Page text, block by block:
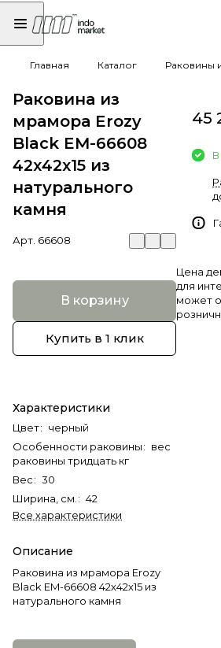
Главная Каталог Раковины
Раковина из
мрамора Erozy
Black EM-66608
42х42х15 из
натурального
камня
Арт. 66608
В корзину
Купить в 1 клик
Характеристики
Цвет: черный
Особенности раковины: вес
раковины тридцать кг
Вес: 30
Ширина, см. : 42
Все характеристики
Описание
Раковина из мрамора Erozy
Black EM-66608 42х42х15 из
натурального камня
45
В
Цена
для
может